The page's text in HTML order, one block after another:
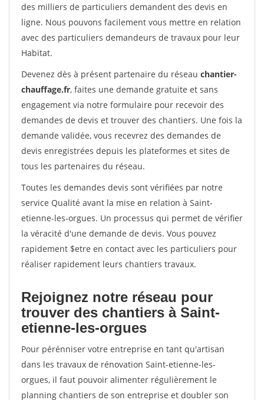
des milliers de particuliers demandent des devis en
ligne. Nous pouvons facilement vous mettre en relation
avec des particuliers demandeurs de travaux pour leur
Habitat.
Devenez dès à présent partenaire du réseau chantier-
chauffage.fr, faites une demande gratuite et sans
engagement via notre formulaire pour recevoir des
demandes de devis et trouver des chantiers. Une fois la
demande validée, vous recevrez des demandes de
devis enregistrées depuis les plateformes et sites de
tous les partenaires du réseau.
Toutes les demandes devis sont vérifiées par notre
service Qualité avant la mise en relation à Saint-
etienne-les-orgues. Un processus qui permet de vérifier
la véracité d'une demande de devis. Vous pouvez
rapidement $etre en contact avec les particuliers pour
réaliser rapidement leurs chantiers travaux.
Rejoignez notre réseau pour
trouver des chantiers à Saint-
etienne-les-orgues
Pour pérénniser votre entreprise en tant qu'artisan
dans les travaux de rénovation Saint-etienne-les-
orgues, il faut pouvoir alimenter régulièrement le
planning chantiers de son entreprise et doubler son